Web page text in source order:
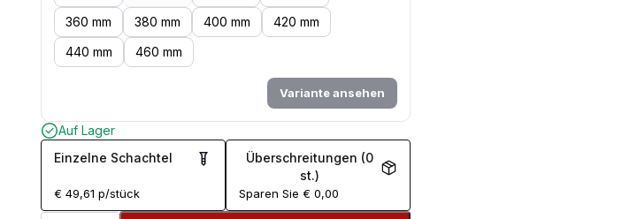
360 mm
380 mm 400 mm
420 mm
440 mm
460 mm
Variante ansehen
Auf Lager
Einzelne Schachtel
€ 49,61 p/stück
Überschreitungen (0
st.)
Sparen Sie € 0,00